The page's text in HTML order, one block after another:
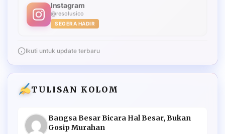
Instagram
@resolusico
SEGERA HADIR
Ikuti untuk update terbaru
TULISAN KOLOM
Bangsa Besar Bicara Hal Besar, Bukan
Gosip Murahan